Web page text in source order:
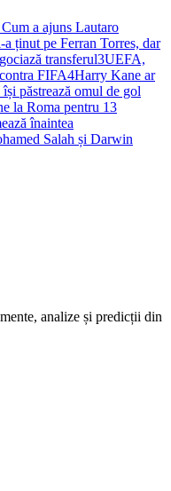
a ajuns Lautaro
a ținut pe Ferran Torres, dar
transferul3UEFA,
FIFA4Harry Kane ar
păstrează omul de gol
la Roma pentru 13
înaintea
Salah și Darwin
analize și predicții din